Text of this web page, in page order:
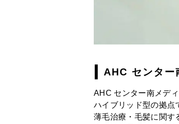
AHC センター
AHC センター南メデ
ハイブリッド型の拠点
薄毛治療・毛髪に関す